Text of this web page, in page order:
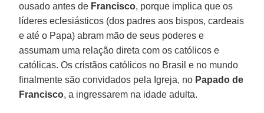
ousado antes de Francisco, porque implica que os
líderes eclesiásticos (dos padres aos bispos, cardeais
e até o Papa) abram mão de seus poderes e
assumam uma relação direta com os católicos e
católicas. Os cristãos católicos no Brasil e no mundo
finalmente são convidados pela Igreja, no Papado de
Francisco, a ingressarem na idade adulta.